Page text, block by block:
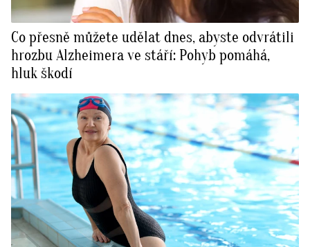
Co přesně můžete udělat dnes, abyste odvrátili
hrozbu Alzheimera ve stáří: Pohyb pomáhá,
hluk škodí